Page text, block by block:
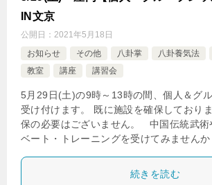
IN文京
公開日： 2021年5月18日
お知らせ
その他 八卦掌 八卦養気法
教室
講座 講習会
5月29日(土)の9時～13時の間、個人＆グ
受け付けます。 既に施設を確保しており
保の必要はございません。 中国伝統武術
ベート・トレーニングを受けてみません
続きを読む